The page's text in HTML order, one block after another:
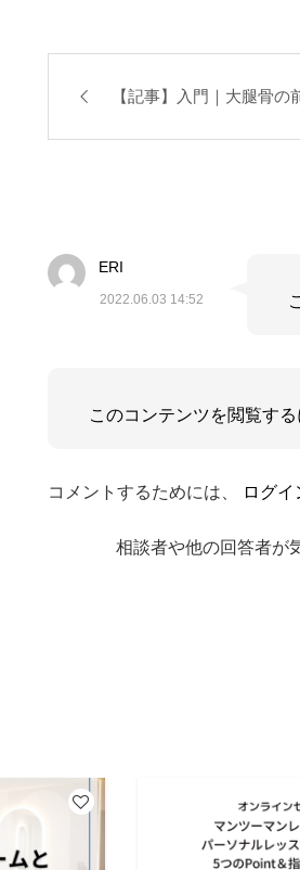
【記事】入門｜大腿骨の
ERI
2022.06.03 14:52
このコンテンツを閲覧す
コメントするためには、 ログイ
相談者や他の回答者が